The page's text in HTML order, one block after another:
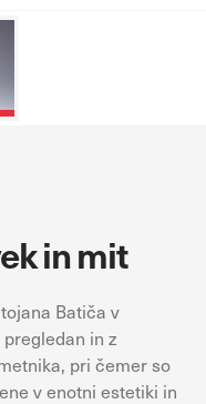
in mit
Batiča v
in z
pri čemer so
v enotni estetiki in
nastavljeni samo kot
zahtev, na primer
obrazcev. Na voljo
ali vas opozori
mesta ne bodo
spletnega mesta. Z
in najmanj priljubljena,
po spletnem mestu.
in anonimni. Če
vedeli, kdaj ste